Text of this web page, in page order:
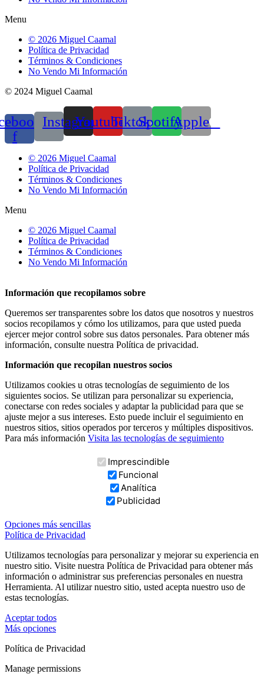
Menu
© 2026 Miguel Caamal
Política de Privacidad
Términos & Condiciones
No Vendo Mi Información
© 2024 Miguel Caamal
f
Instagram
YoutubeTiktokSpotifyApple
© 2026 Miguel Caamal
Política de Privacidad
Términos & Condiciones
No Vendo Mi Información
Menu
© 2026 Miguel Caamal
Política de Privacidad
Términos & Condiciones
No Vendo Mi Información
Información que recopilamos sobre
Queremos ser transparentes sobre los datos que nosotros y nuestros
socios recopilamos y cómo los utilizamos, para que usted pueda
ejercer mejor control sobre sus datos personales. Para obtener más
información, consulte nuestra Política de privacidad.
Información que recopilan nuestros socios
Utilizamos cookies u otras tecnologías de seguimiento de los
siguientes socios. Se utilizan para personalizar su experiencia,
conectarse con redes sociales y adaptar la publicidad para que se
ajuste mejor a sus intereses. Esto puede incluir el seguimiento en
nuestros sitios, sitios operados por terceros y múltiples dispositivos.
Para más información Visita las tecnologías de seguimiento
Imprescindible
Funcional
Analítica
Publicidad
Opciones más sencillas
Política de Privacidad
Utilizamos tecnologías para personalizar y mejorar su experiencia en
nuestro sitio. Visite nuestra Política de Privacidad para obtener más
información o administrar sus preferencias personales en nuestra
Herramienta. Al utilizar nuestro sitio, usted acepta nuestro uso de
estas tecnologías.
Aceptar todos
Más opciones
Política de Privacidad
Manage permissions